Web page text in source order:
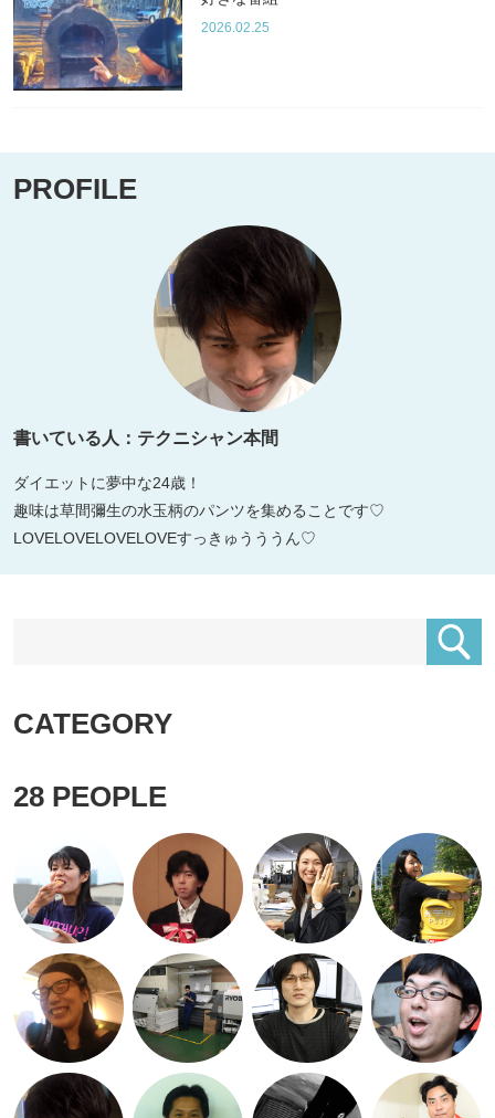
2026.02.25
PROFILE
書いている人：テクニシャン本間
ダイエットに夢中な24歳！
趣味は草間彌生の水玉柄のパンツを集めることです♡
LOVELOVELOVELOVEすっきゅうううん♡
CATEGORY
28 PEOPLE